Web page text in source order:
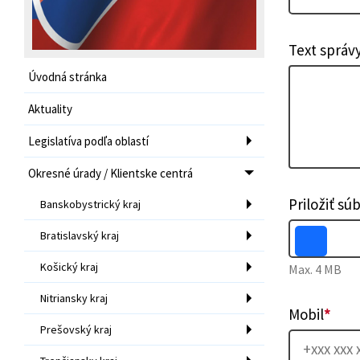
Úvodná stránka
Aktuality
Legislatíva podľa oblastí
Okresné úrady / Klientske centrá
Banskobystrický kraj
Bratislavský kraj
Košický kraj
Nitriansky kraj
Prešovský kraj
Text
Priložiť
Max. 4 MB
Mobil*